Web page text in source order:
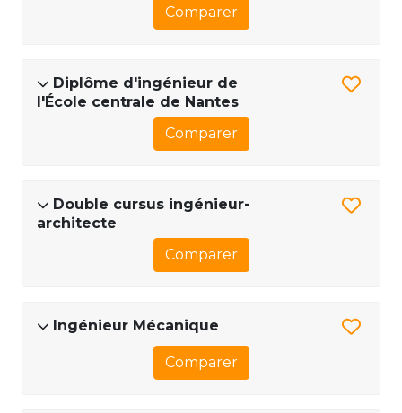
Comparer
Diplôme d'ingénieur de
l'École centrale de Nantes
Comparer
Double cursus ingénieur-
architecte
Comparer
Ingénieur Mécanique
Comparer